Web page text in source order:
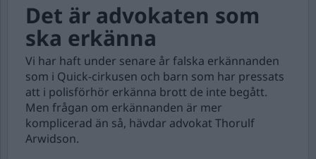
Det är advokaten som
ska erkänna
Vi har haft under senare år falska erkännanden
som i Quick-cirkusen och barn som har pressats
att i polisförhör erkänna brott de inte begått.
Men frågan om erkännanden är mer
komplicerad än så, hävdar advokat Thorulf
Arwidson.